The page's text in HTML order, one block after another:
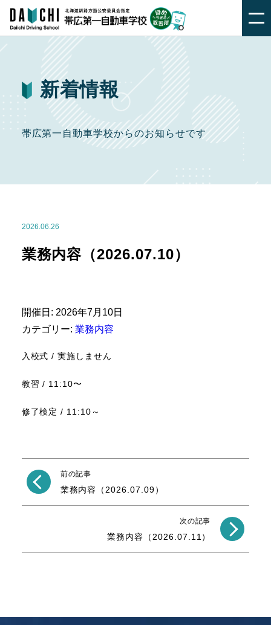
新着情報
帯広第一自動車学校からのお知らせです
2026.06.26
業務内容（2026.07.10）
開催日: 2026年7月10日
カテゴリー: 業務内容
入校式 / 実施しません
教習 / 11:10〜
修了検定 / 11:10～
前の記事
業務内容（2026.07.09）
次の記事
業務内容（2026.07.11）